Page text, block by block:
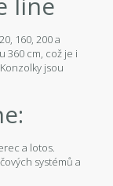
160, 200 a
360 cm, což je i
jsou
a lotos.
systémů a